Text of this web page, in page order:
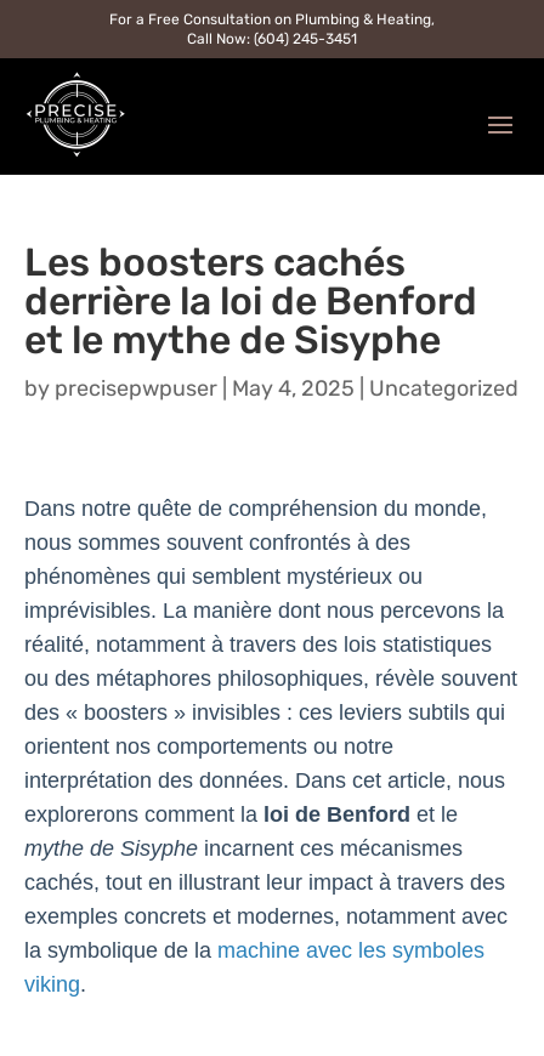
For a Free Consultation on Plumbing & Heating,
Call Now: (604) 245-3451
Les boosters cachés
derrière la loi de Benford
et le mythe de Sisyphe
by precisepwpuser May 4, 2025 Uncategorized
Dans notre quête de compréhension du monde,
nous sommes souvent confrontés à des
phénomènes qui semblent mystérieux ou
imprévisibles. La manière dont nous percevons la
réalité, notamment à travers des lois statistiques
ou des métaphores philosophiques, révèle souvent
des « boosters » invisibles : ces leviers subtils qui
orientent nos comportements ou notre
interprétation des données. Dans cet article, nous
explorerons comment la loi de Benford et le
mythe de Sisyphe incarnent ces mécanismes
cachés, tout en illustrant leur impact à travers des
exemples concrets et modernes, notamment avec
la symbolique de la machine avec les symboles
viking.